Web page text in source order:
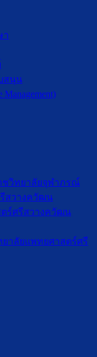
า
สนุน
ชวิทยาลัยจุฬาภรณ์
สวางควัฒน
ร์ศรีสวางควัฒน
าลัยแพทยศาสตร์ศรี